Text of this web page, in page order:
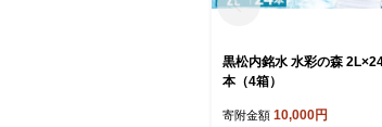
黒松内銘水 水彩の森
本（4箱）
寄附金額 10,000円